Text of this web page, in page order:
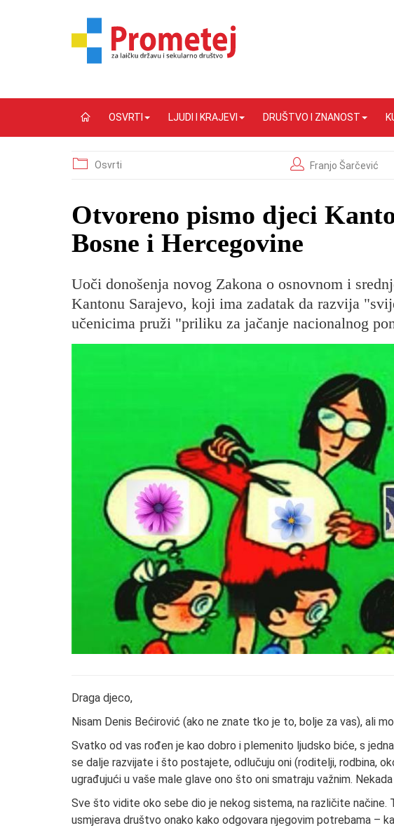
OSVRTI LJUDI I KRAJEVI DRUŠTVO I ZNANOST
Osvrti Franjo Šarčević
Otvoreno pismo djeci
Bosne i Hercegovine
Uoči donošenja novog Zakona o osnovnom i
Kantonu Sarajevo, koji ima zadatak da razvija
učenicima pruži "priliku za jačanje nacionalnog
Draga djeco,
Nisam Denis Bećirović (ako ne znate tko je to, bolje za vas), ali
Svatko od vas rođen je kao dobro i plemenito ljudsko biće, s
se dalje razvijate i što postajete, odlučuju oni (roditelji, rodbina,
ugrađujući u vaše male glave ono što oni smatraju važnim.
Sve što vidite oko sebe dio je nekog sistema, na različite načine.
usmjerava društvo onako kako odgovara njegovim potrebama –